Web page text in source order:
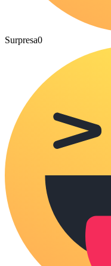
Surpresa0